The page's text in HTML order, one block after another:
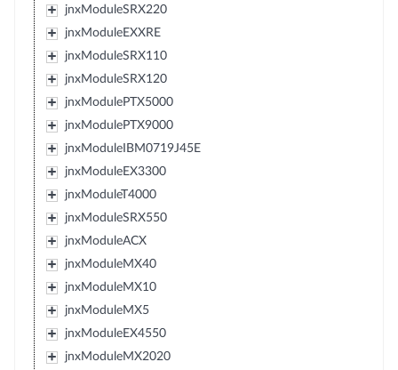
jnxModuleSRX220
jnxModuleEXXRE
jnxModuleSRX110
jnxModuleSRX120
jnxModulePTX5000
jnxModulePTX9000
jnxModuleIBM0719J45E
jnxModuleEX3300
jnxModuleT4000
jnxModuleSRX550
jnxModuleACX
jnxModuleMX40
jnxModuleMX10
jnxModuleMX5
jnxModuleEX4550
jnxModuleMX2020